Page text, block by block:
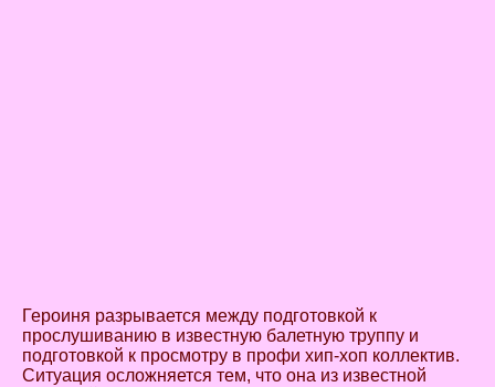
Героиня разрывается между подготовкой к
прослушиванию в известную балетную труппу и
подготовкой к просмотру в профи хип-хоп коллектив.
Ситуация осложняется тем, что она из известной